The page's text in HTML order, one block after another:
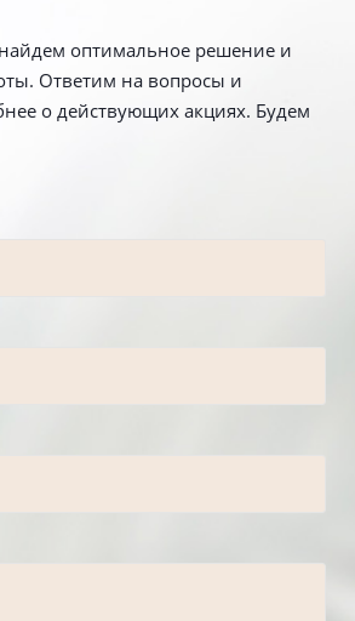
оптимальное решение и
Ответим на вопросы и
о действующих акциях. Будем